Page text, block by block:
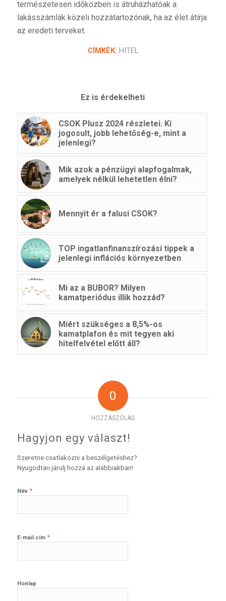
természetesen időközben is átruházhatóak a
lakásszámlák közeli hozzátartozónak, ha az élet átírja
az eredeti terveket.
CÍMKÉK: HITEL
Ez is érdekelheti
CSOK Plusz 2024 részletei. Ki
jogosult, jobb lehetőség-e, mint a
jelenlegi?
Mik azok a pénzügyi alapfogalmak,
amelyek nélkül lehetetlen élni?
Mennyit ér a falusi CSOK?
TOP ingatlanfinanszírozási tippek a
jelenlegi inflációs környezetben
Mi az a BUBOR? Milyen
kamatperiódus illik hozzád?
Miért szükséges a 8,5%-os
kamatplafon és mit tegyen aki
hitelfelvétel előtt áll?
0
HOZZÁSZÓLÁS
Hagyjon egy választ!
Szeretne csatlakozni a beszélgetéshez?
Nyugodtan járulj hozzá az alábbiakban!
Név *
E-mail cím *
Honlap